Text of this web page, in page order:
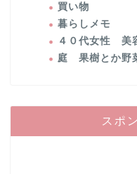
買い物
暮らしメモ
４０代女性 美
庭 果樹とか野
スポ